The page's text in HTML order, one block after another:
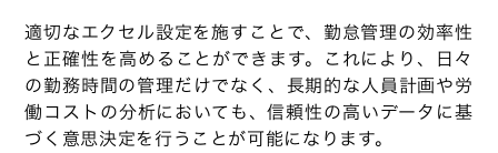
適切なエクセル設定を施すことで、勤怠管理の効率性
と正確性を高めることができます。これにより、日々
の勤務時間の管理だけでなく、長期的な人員計画や労
働コストの分析においても、信頼性の高いデータに基
づく意思決定を行うことが可能になります。